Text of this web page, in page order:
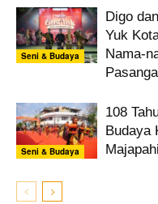
Seni & Budaya
Digo
Yuk
Nama-
Seni & Budaya
108
Budaya